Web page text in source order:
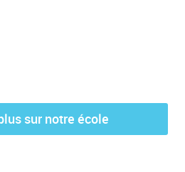
sur notre école